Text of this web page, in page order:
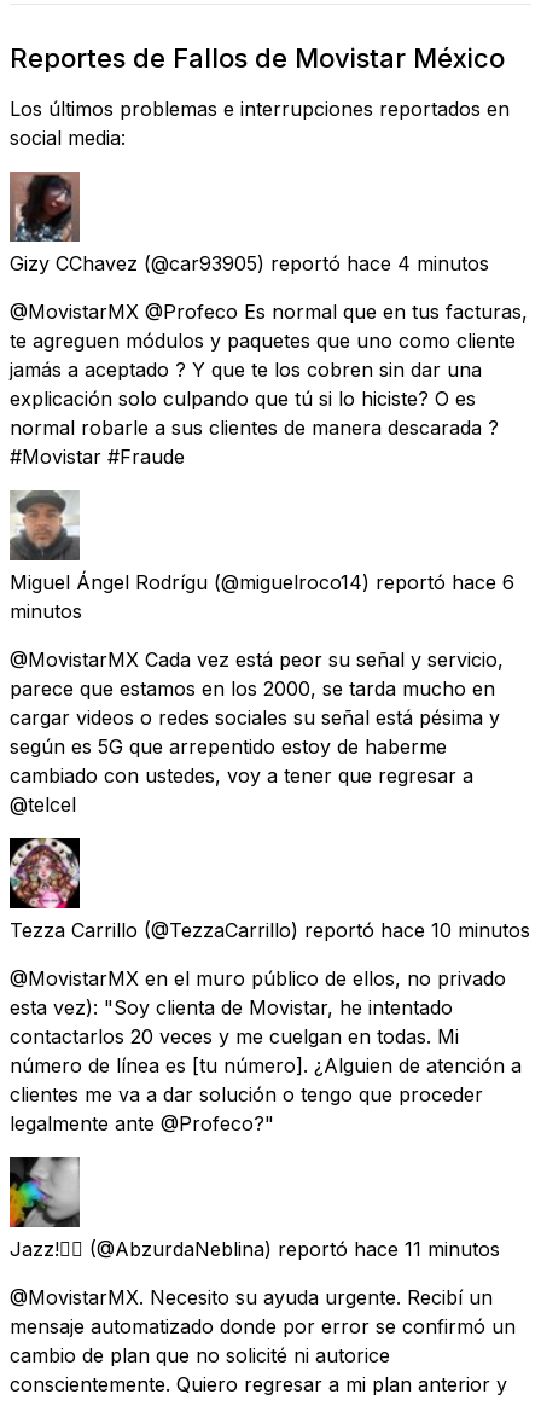
Reportes de Fallos de Movistar México
Los últimos problemas e interrupciones reportados en
social media:
Gizy CChavez (@car93905) reportó hace 4 minutos
@MovistarMX @Profeco Es normal que en tus facturas,
te agreguen módulos y paquetes que uno como cliente
jamás a aceptado ? Y que te los cobren sin dar una
explicación solo culpando que tú si lo hiciste? O es
normal robarle a sus clientes de manera descarada ?
#Movistar #Fraude
Miguel Ángel Rodrígu (@miguelroco14) reportó hace 6
minutos
@MovistarMX Cada vez está peor su señal y servicio,
parece que estamos en los 2000, se tarda mucho en
cargar videos o redes sociales su señal está pésima y
según es 5G que arrepentido estoy de haberme
cambiado con ustedes, voy a tener que regresar a
@telcel
Tezza Carrillo (@TezzaCarrillo) reportó hace 10 minutos
@MovistarMX en el muro público de ellos, no privado
esta vez): "Soy clienta de Movistar, he intentado
contactarlos 20 veces y me cuelgan en todas. Mi
número de línea es [tu número]. ¿Alguien de atención a
clientes me va a dar solución o tengo que proceder
legalmente ante @Profeco?"
Jazz!🏳️‍🌈 (@AbzurdaNeblina) reportó hace 11 minutos
@MovistarMX. Necesito su ayuda urgente. Recibí un
mensaje automatizado donde por error se confirmó un
cambio de plan que no solicité ni autorice
conscientemente. Quiero regresar a mi plan anterior y